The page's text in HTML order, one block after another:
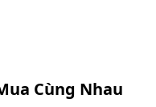
Cùng Nhau